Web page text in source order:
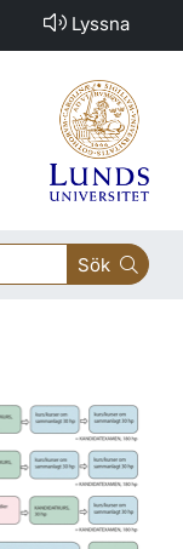
Lyssna
Sök